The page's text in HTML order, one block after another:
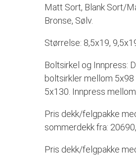
Matt Sort, Blank Sort/
Bronse, Sølv.
Størrelse: 8,5x19,
Boltsirkel og Innpress:
boltsirkler mellom 5x98
5x130. Innpress
Pris dekk/felgpakke
sommerdekk fra:
Pris dekk/felgpakke